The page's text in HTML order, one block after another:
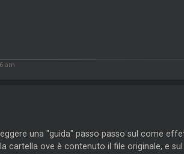
am
una "guida" passo passo sul come
cartella ove è contenuto il file originale, e